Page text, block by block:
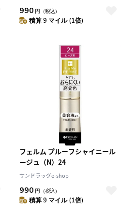
10 月
2026.11
火 水 木
12 13 14 15 16
990 円 （税込）
積算 9 マイル (1倍)
フェルム プルーフシャイニール
ージュ（N）24
サンドラッグe-shop
990 円 （税込）
積算 9 マイル (1倍)